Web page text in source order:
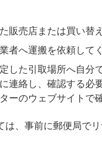
販売店または買い替
者へ運搬を依頼して
した引取場所へ自分
連絡し、確認する必
ーのウェブサイトで
、事前に郵便局でリ